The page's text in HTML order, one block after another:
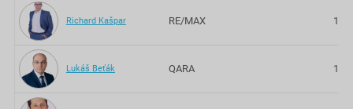
Richard Kašpar RE/MAX 10
Lukáš Beťák QARA 17